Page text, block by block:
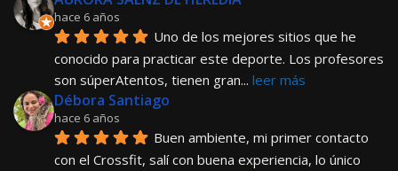
hace 6 años
Uno de los mejores sitios que he
conocido para practicar este deporte. Los profesores
son súperAtentos, tienen gran... leer más
Débora Santiago
hace 6 años
Buen ambiente, mi primer contacto
con el Crossfit, salí con buena experiencia, lo único